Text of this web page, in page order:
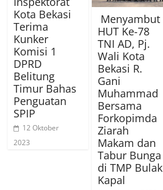
Kota Bekasi
Terima
Kunker
Komisi 1
DPRD
Belitung
Timur Bahas
Penguatan
SPIP
12 Oktober
2023
Menyambut
HUT Ke-78
TNI AD, Pj.
Wali Kota
Bekasi R.
Gani
Muhammad
Bersama
Forkopimda
Ziarah
Makam dan
Tabur Bunga
di TMP Bulak
Kapal